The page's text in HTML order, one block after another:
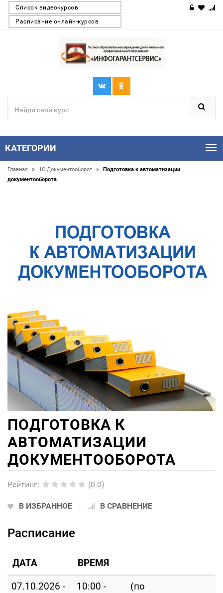
Список видеокурсов
Расписание онлайн-курсов
КАТЕГОРИИ
Главная » 1С:Документооборот »
Подготовка к автоматизации
документооборота
ПОДГОТОВКА К
АВТОМАТИЗАЦИИ
ДОКУМЕНТООБОРОТА
Рейтинг: (0.0)
В ИЗБРАННОЕ В СРАВНЕНИЕ
Расписание
ДАТА ВРЕМЯ
07.10.2026 -
10:00 -
(по